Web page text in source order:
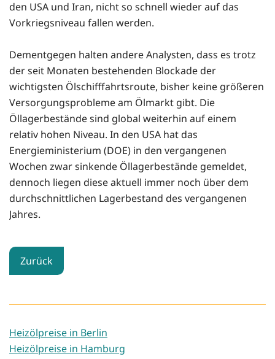
den USA und Iran, nicht so schnell wieder auf das
Vorkriegsniveau fallen werden.
Dementgegen halten andere Analysten, dass es trotz
der seit Monaten bestehenden Blockade der
wichtigsten Ölschifffahrtsroute, bisher keine größeren
Versorgungsprobleme am Ölmarkt gibt. Die
Öllagerbestände sind global weiterhin auf einem
relativ hohen Niveau. In den USA hat das
Energieministerium (DOE) in den vergangenen
Wochen zwar sinkende Öllagerbestände gemeldet,
dennoch liegen diese aktuell immer noch über dem
durchschnittlichen Lagerbestand des vergangenen
Jahres.
Zurück
Heizölpreise in Berlin
Heizölpreise in Hamburg